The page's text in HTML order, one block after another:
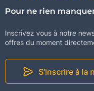
Pour ne rien
Inscrivez vous à notre
offres du moment
S'inscrire à la